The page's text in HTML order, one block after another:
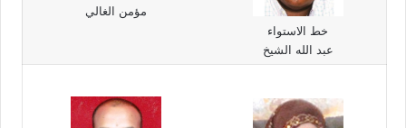
خط الاستواء
عبد الله الشيخ
مؤمن الغالي